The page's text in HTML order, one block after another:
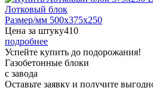
Лотковый блок
Размер/мм 500x375x250
Цена за штуку410
подробнее
Успейте купить до подорожания!
Газобетонные блоки
с завода
Оставьте заявку и получите